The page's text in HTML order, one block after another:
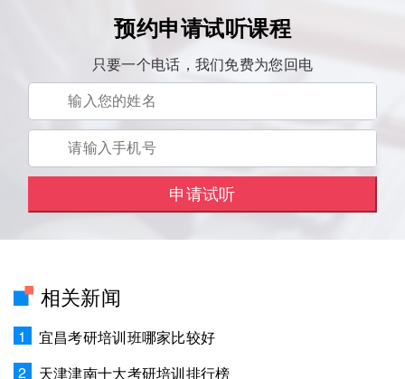
预约申请试听课程
只要一个电话，我们免费为您回电
相关新闻
1
宜昌考研培训班哪家比较好
2
天津津南十大考研培训排行榜